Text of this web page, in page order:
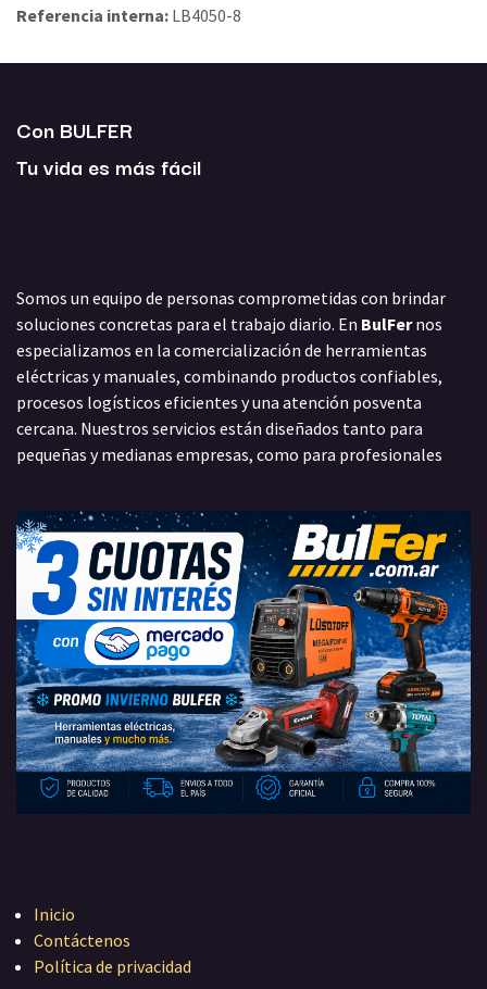
Referencia interna: LB4050-8
Con BULFER
Tu vida es más fácil
Somos un equipo de personas comprometidas con brindar
soluciones concretas para el trabajo diario. En BulFernos
especializamos en la comercialización de herramientas
eléctricas y manuales, combinando productos confiables,
procesos logísticos eficientes y una atención posventa
cercana. Nuestros servicios están diseñados tanto para
pequeñas y medianas empresas, como para profesionales
Inicio
Contáctenos
Política de privacidad